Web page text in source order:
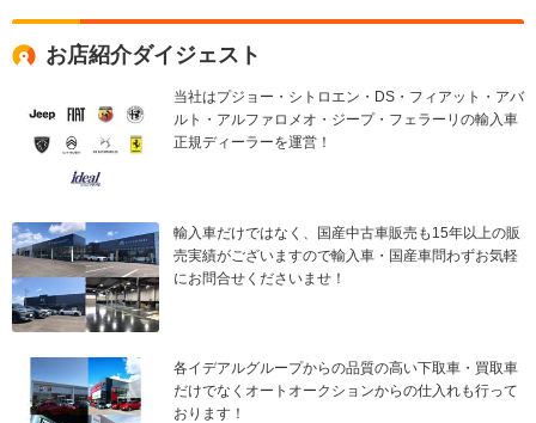
お店紹介ダイジェスト
当社はプジョー・シトロエン・DS・フィアット・アバ
ルト・アルファロメオ・ジープ・フェラーリの輸入車
正規ディーラーを運営！
輸入車だけではなく、国産中古車販売も15年以上の販
売実績がございますので輸入車・国産車問わずお気軽
にお問合せくださいませ！
各イデアルグループからの品質の高い下取車・買取車
だけでなくオートオークションからの仕入れも行って
おります！